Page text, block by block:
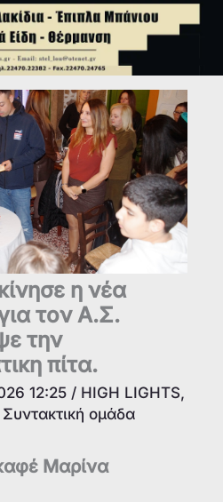
η νέα
τον Α.Σ.
την
πίτα.
12:25 / HIGH LIGHTS,
Συντακτική ομάδα
Μαρίνα